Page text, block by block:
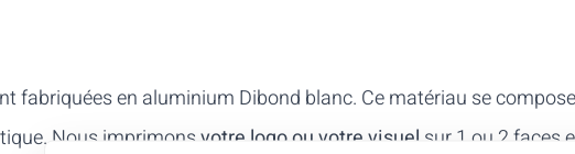
fabriquées en aluminium Dibond blanc. Ce matériau se
Nous imprimonsvotre logo ou votre visuel sur 1 ou 2 faces